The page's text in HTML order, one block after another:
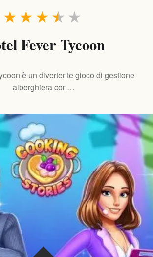
★
★
★
★
★
Fever Tycoon
è un divertente gioco di gestione
alberghiera con…